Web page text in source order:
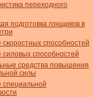
переходного
подготовка гонщиков в
скоростных способностей
силовых способностей
средства повышения
силы
специальной